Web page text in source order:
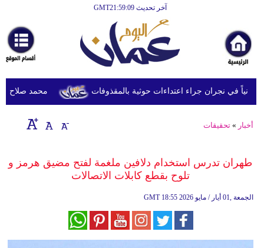
آخر تحديث GMT21:59:09
أخبارعاجلة
رياضة
ثقافة
إقتصاد
وموسيقى
محمد صلاح يصل
أخبار »تحقيقات
طهران تدرس استخدام دلافين ملغمة لفتح مضيق هرمز و
تلوح بقطع كابلات الاتصالات
GMT 18:55 2026 الجمعة ,01 أيار / مايو